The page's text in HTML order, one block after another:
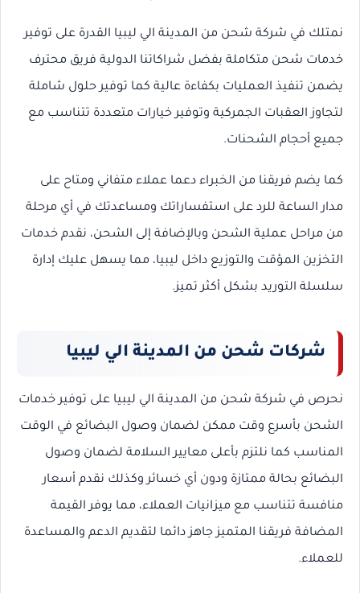
نمتلك في شركة شحن من المدينة الي ليبيا القدرة على توفير
خدمات شحن متكاملة بفضل شراكاتنا الدولية فريق محترف
يضمن تنفيذ العمليات بكفاءة عالية كما توفير حلول شاملة
لتجاوز العقبات الجمركية وتوفير خيارات متعددة تتناسب مع
جميع أحجام الشحنات.
كما يضم فريقنا من الخبراء دعما عملاء متفاني ومتاح على
مدار الساعة للرد على استفساراتك ومساعدتك في أي مرحلة
من مراحل عملية الشحن وبالإضافة إلى الشحن، نقدم خدمات
التخزين المؤقت والتوزيع داخل ليبيا، مما يسهل عليك إدارة
سلسلة التوريد بشكل أكثر تميز.
شركات شحن من المدينة الي ليبيا
نحرص في شركة شحن من المدينة الي ليبيا على توفير خدمات
الشحن بأسرع وقت ممكن لضمان وصول البضائع في الوقت
المناسب كما نلتزم بأعلى معايير السلامة لضمان وصول
البضائع بحالة ممتازة ودون أي خسائر وكذلك نقدم أسعار
منافسة تتناسب مع ميزانيات العملاء، مما يوفر القيمة
المضافة فريقنا المتميز جاهز دائما لتقديم الدعم والمساعدة
للعملاء.